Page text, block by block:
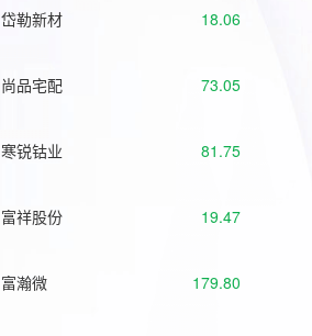
岱勒新材 18.06
尚品宅配 73.05
寒锐钴业 81.75
富祥股份 19.47
富瀚微 179.80